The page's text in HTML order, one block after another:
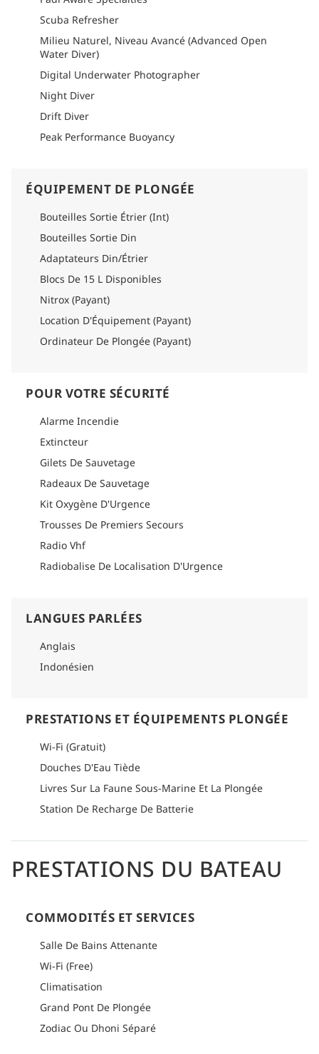
Découvrez une faune marine parmi les plus exceptionnelles
au monde, au cœur du triangle de corail. Mantas océaniques,
requins marcheurs, hippocampes pygmées, tortues, pieuvres
et coraux magnifiques vous attendent en Indonésie.
Comment s'y rendre
Veuillez consulter la section logistique de chaque itinéraire
pour obtenir des informations détaillées sur la manière de s'y
Scuba Refresher
Milieu Naturel, Niveau Avancé (Advanced Open
Water Diver)
Digital Underwater Photographer
Night Diver
Drift Diver
Peak Performance Buoyancy
ÉQUIPEMENT DE PLONGÉE
Bouteilles Sortie Étrier (Int)
Bouteilles Sortie Din
Adaptateurs Din/Étrier
Blocs De 15 L Disponibles
Nitrox (Payant)
Location D'Équipement (Payant)
Ordinateur De Plongée (Payant)
POUR VOTRE SÉCURITÉ
Alarme Incendie
Extincteur
Gilets De Sauvetage
Radeaux De Sauvetage
Kit Oxygène D'Urgence
Trousses De Premiers Secours
Radio Vhf
Radiobalise De Localisation D'Urgence
LANGUES PARLÉES
Anglais
Indonésien
PRESTATIONS ET ÉQUIPEMENTS PLONGÉE
Wi-Fi (Gratuit)
Douches D'Eau Tiède
Livres Sur La Faune Sous-Marine Et La Plongée
Station De Recharge De Batterie
PRESTATIONS DU BATEAU
COMMODITÉS ET SERVICES
Salle De Bains Attenante
Wi-Fi (Free)
Climatisation
Grand Pont De Plongée
Zodiac Ou Dhoni Séparé